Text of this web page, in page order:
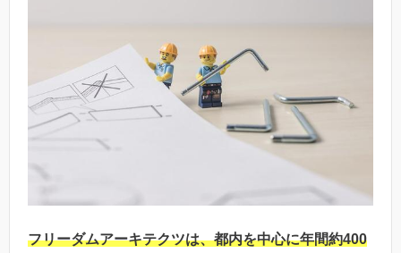
フリーダムアーキテクツは、都内を中心に年間約400